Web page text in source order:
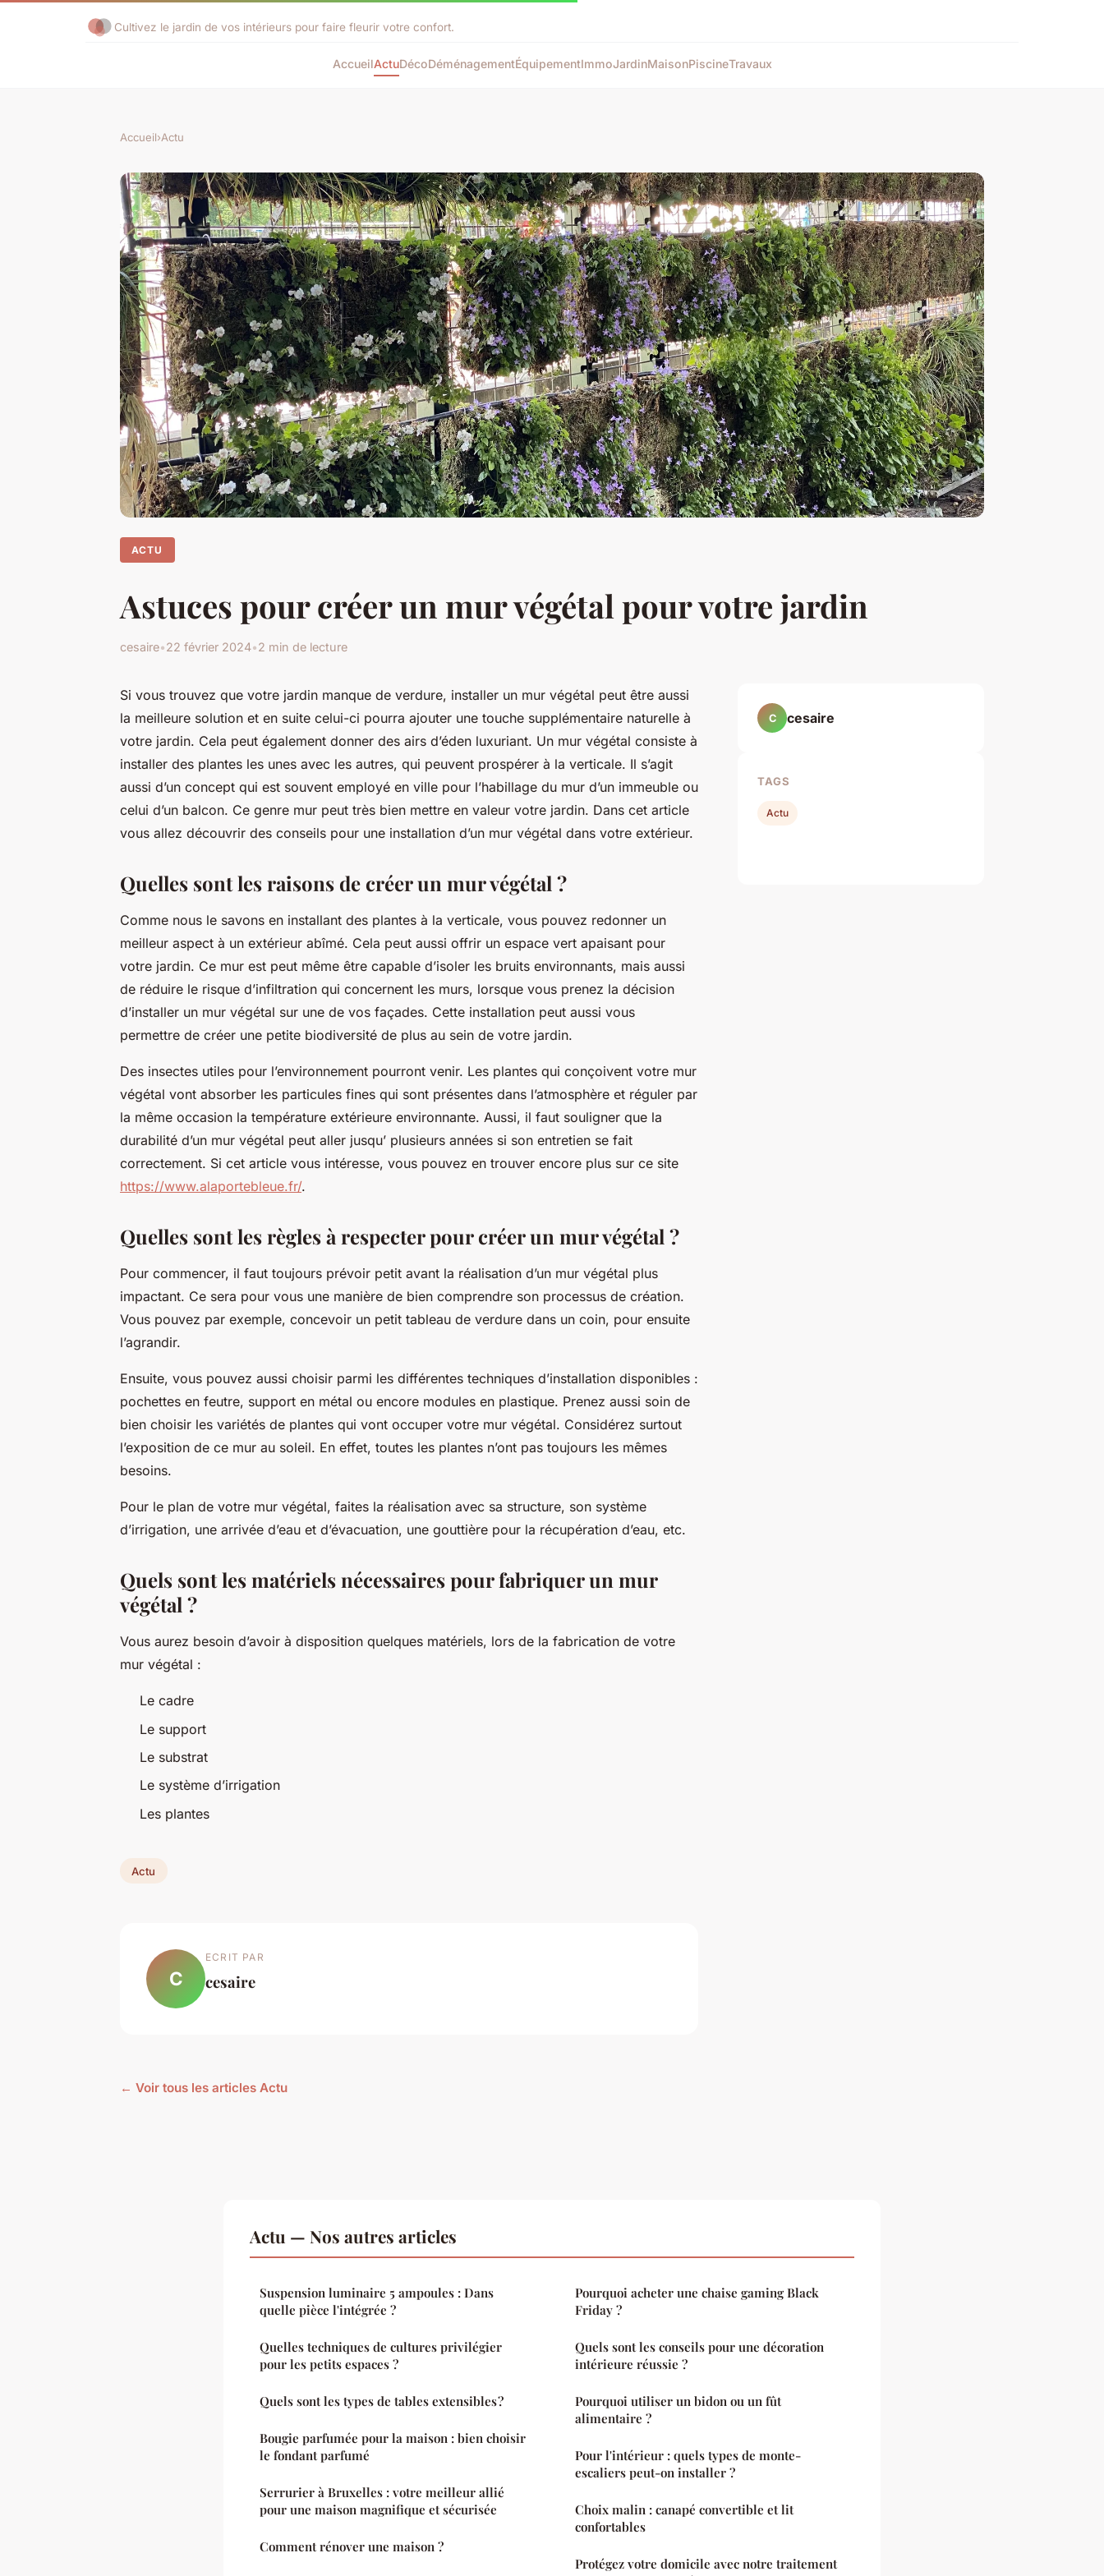
Cultivez le jardin de vos intérieurs pour faire fleurir votre confort.
AccueilActuDécoDéménagementÉquipementImmoJardinMaisonPiscineTravaux
Accueil›Actu
ACTU
Astuces pour créer un mur végétal pour votre jardin
cesaire•22 février 2024•2 min de lecture
Si vous trouvez que votre jardin manque de verdure, installer un mur végétal peut être aussi
la meilleure solution et en suite celui-ci pourra ajouter une touche supplémentaire naturelle à
votre jardin. Cela peut également donner des airs d’éden luxuriant. Un mur végétal consiste à
installer des plantes les unes avec les autres, qui peuvent prospérer à la verticale. Il s’agit
aussi d’un concept qui est souvent employé en ville pour l’habillage du mur d’un immeuble ou
celui d’un balcon. Ce genre mur peut très bien mettre en valeur votre jardin. Dans cet article
vous allez découvrir des conseils pour une installation d’un mur végétal dans votre extérieur.
Quelles sont les raisons de créer un mur végétal ?
Comme nous le savons en installant des plantes à la verticale, vous pouvez redonner un
meilleur aspect à un extérieur abîmé. Cela peut aussi offrir un espace vert apaisant pour
votre jardin. Ce mur est peut même être capable d’isoler les bruits environnants, mais aussi
de réduire le risque d’infiltration qui concernent les murs, lorsque vous prenez la décision
d’installer un mur végétal sur une de vos façades. Cette installation peut aussi vous
permettre de créer une petite biodiversité de plus au sein de votre jardin.
Des insectes utiles pour l’environnement pourront venir. Les plantes qui conçoivent votre mur
végétal vont absorber les particules fines qui sont présentes dans l’atmosphère et réguler par
la même occasion la température extérieure environnante. Aussi, il faut souligner que la
durabilité d’un mur végétal peut aller jusqu’ plusieurs années si son entretien se fait
correctement. Si cet article vous intéresse, vous pouvez en trouver encore plus sur ce site
https://www.alaportebleue.fr/.
Quelles sont les règles à respecter pour créer un mur végétal ?
Pour commencer, il faut toujours prévoir petit avant la réalisation d’un mur végétal plus
impactant. Ce sera pour vous une manière de bien comprendre son processus de création.
Vous pouvez par exemple, concevoir un petit tableau de verdure dans un coin, pour ensuite
l’agrandir.
Ensuite, vous pouvez aussi choisir parmi les différentes techniques d’installation disponibles :
pochettes en feutre, support en métal ou encore modules en plastique. Prenez aussi soin de
bien choisir les variétés de plantes qui vont occuper votre mur végétal. Considérez surtout
l’exposition de ce mur au soleil. En effet, toutes les plantes n’ont pas toujours les mêmes
besoins.
Pour le plan de votre mur végétal, faites la réalisation avec sa structure, son système
d’irrigation, une arrivée d’eau et d’évacuation, une gouttière pour la récupération d’eau, etc.
Quels sont les matériels nécessaires pour fabriquer un mur
végétal ?
Vous aurez besoin d’avoir à disposition quelques matériels, lors de la fabrication de votre
mur végétal :
Le cadre
Le support
Le substrat
Le système d’irrigation
Les plantes
Actu
C
ECRIT PAR
cesaire
← Voir tous les articles Actu
C cesaire
TAGS
Actu
Actu — Nos autres articles
Suspension luminaire 5 ampoules : Dans
quelle pièce l'intégrée ?
Quelles techniques de cultures privilégier
pour les petits espaces ?
Quels sont les types de tables extensibles ?
Bougie parfumée pour la maison : bien choisir
le fondant parfumé
Serrurier à Bruxelles : votre meilleur allié
pour une maison magnifique et sécurisée
Comment rénover une maison ?
Pourquoi acheter une chaise gaming Black
Friday ?
Quels sont les conseils pour une décoration
intérieure réussie ?
Pourquoi utiliser un bidon ou un fût
alimentaire ?
Pour l'intérieur : quels types de monte-
escaliers peut-on installer ?
Choix malin : canapé convertible et lit
confortables
Protégez votre domicile avec notre traitement